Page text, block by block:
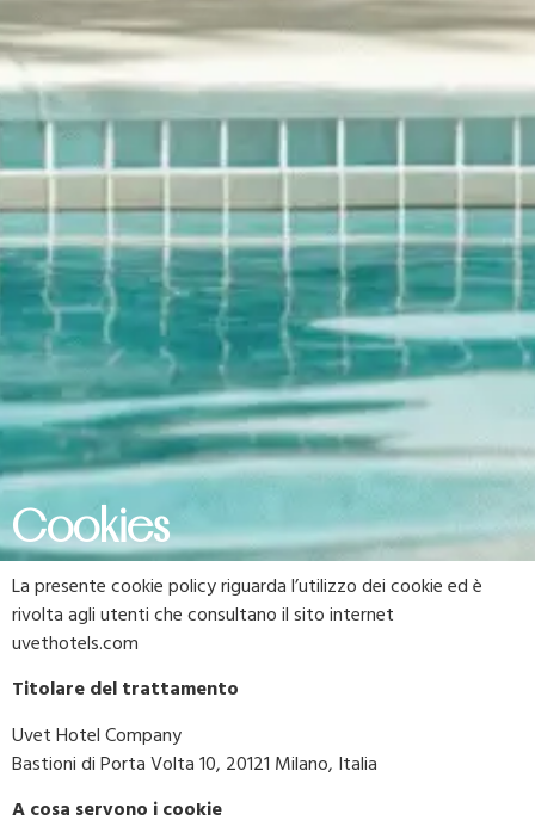
Cookies
La presente cookie policy riguarda l’utilizzo dei cookie ed è
rivolta agli utenti che consultano il sito internet
uvethotels.com
Titolare del trattamento
Uvet Hotel Company
Bastioni di Porta Volta 10, 20121 Milano, Italia
A cosa servono i cookie